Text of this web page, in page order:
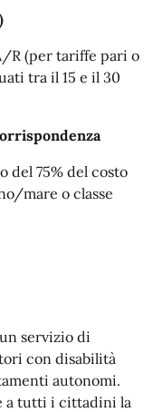
R (per tariffe pari o
tra il 15 e il 30
del 75% del costo
mare o classe
servizio di
con disabilità
autonomi.
a tutti i cittadini la